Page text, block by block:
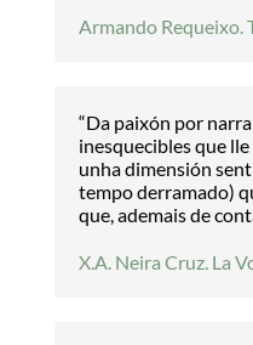
Armando Requeixo.
“Da paixón por
inesquecibles que
unha dimensión
tempo derramado)
que, ademais de
X.A. Neira Cruz. La